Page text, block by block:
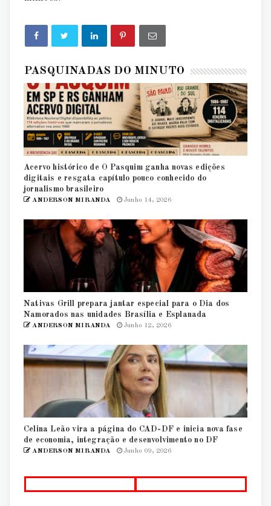
PASQUINADAS DO MINUTO
Acervo histórico de O Pasquim ganha novas edições
digitais e resgata capítulo pouco conhecido do
jornalismo brasileiro
ANDERSON MIRANDA Junho 14, 2026
Nativas Grill prepara jantar especial para o Dia dos
Namorados nas unidades Brasília e Esplanada
ANDERSON MIRANDA Junho 12, 2026
Celina Leão vira a página do CAD-DF e inicia nova fase
de economia, integração e desenvolvimento no DF
ANDERSON MIRANDA Junho 09, 2026